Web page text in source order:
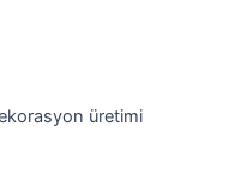
üretimi